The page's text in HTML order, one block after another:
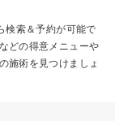
検索＆予約が可能で
どの得意メニューや
施術を見つけましょ